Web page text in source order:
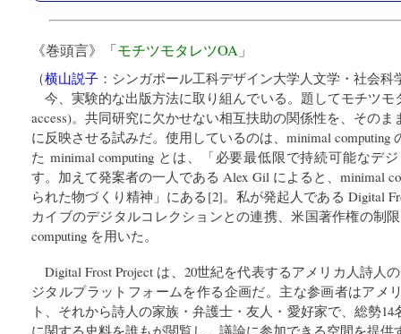
《巻頭言》「モチツモタレツOA 」
（横山説子 ： シンガポール工科デザイン大学人文学・社会科
今、実験的な出版方法に取り組んでいる。題してモチツモ
access)。共同研究に欠かせない相互扶助の関係性を、その
に反映させる試みだ。使用しているのは、minimal computing
た minimal computing とは、「必要最低限で持続可能なデ
す。加えて発案者の一人である Alex Gil によると、minimal
られた物づくり精神」にある[2]。私が発起人である Digital
カイブのデジタルコレクションとの連携、米国著作権の制
computing を用いた。
Digital Frost Project は、20世紀を代表するアメリカ人詩人
ジタルプラットフォームを作る企画だ。主な参画者はアメ
ト、それから詩人の家族・弁護士・友人・愛好家で、総勢14
に関する史料を誰もが閲覧し、議論に参加できる空間を提